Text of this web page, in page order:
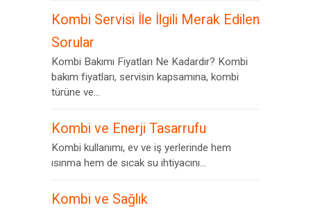
Kombi Servisi İle İlgili Merak Edilen
Sorular
Kombi Bakımı Fiyatları Ne Kadardır? Kombi
bakım fiyatları, servisin kapsamına, kombi
türüne ve...
Kombi ve Enerji Tasarrufu
Kombi kullanımı, ev ve iş yerlerinde hem
ısınma hem de sıcak su ihtiyacını...
Kombi ve Sağlık